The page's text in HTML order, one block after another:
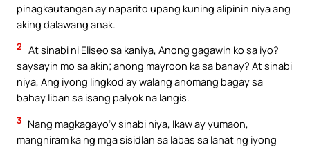
pinagkautangan ay naparito upang kuning alipinin niya ang
aking dalawang anak.
2 At sinabi ni Eliseo sa kaniya, Anong gagawin ko sa iyo?
saysayin mo sa akin; anong mayroon ka sa bahay? At sinabi
niya, Ang iyong lingkod ay walang anomang bagay sa
bahay liban sa isang palyok na langis.
3 Nang magkagayo’y sinabi niya, Ikaw ay yumaon,
manghiram ka ng mga sisidlan sa labas sa lahat ng iyong